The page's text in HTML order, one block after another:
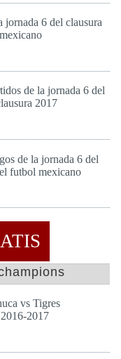
jornada 6 del clausura
de la jornada 6 del
2017
de la jornada 6 del
futbol mexicano
vs Tigres
2017